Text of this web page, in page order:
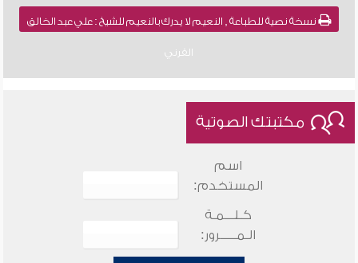
نسخة نصية للطباعة , النعيم لا يدرك بالنعيم للشيخ : علي عبد الخالق
القرني
مكتبتك الصوتية
اسم
المستخدم:
كـلـــمـة
الـمـــــرور: